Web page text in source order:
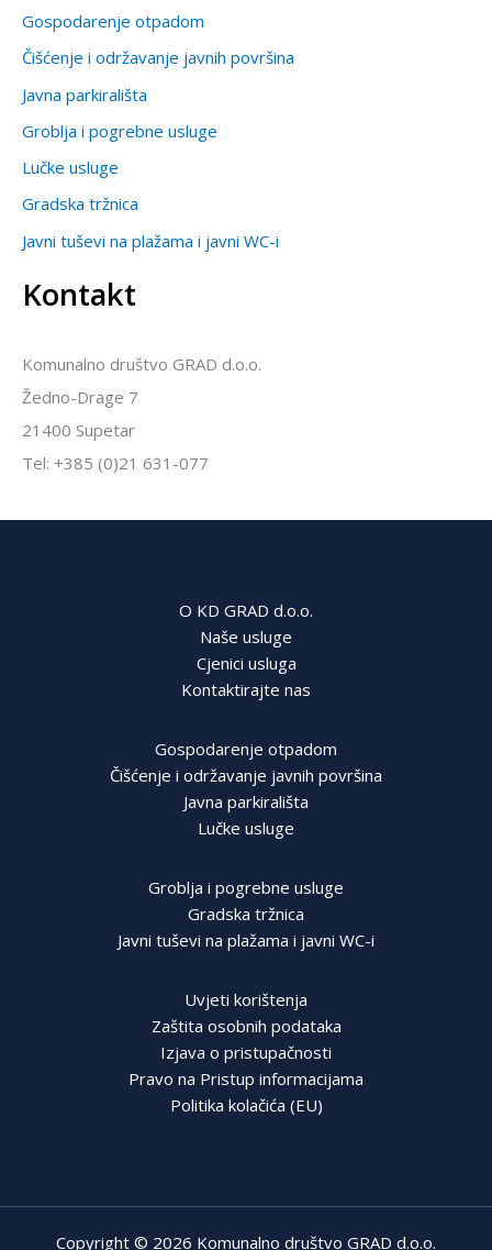
Gospodarenje otpadom
Čišćenje i održavanje javnih površina
Javna parkirališta
Groblja i pogrebne usluge
Lučke usluge
Gradska tržnica
Javni tuševi na plažama i javni WC-i
Kontakt
Komunalno društvo GRAD d.o.o.
Žedno-Drage 7
21400 Supetar
Tel: +385 (0)21 631-077
O KD GRAD d.o.o.
Naše usluge
Cjenici usluga
Kontaktirajte nas
Gospodarenje otpadom
Čišćenje i održavanje javnih površina
Javna parkirališta
Lučke usluge
Groblja i pogrebne usluge
Gradska tržnica
Javni tuševi na plažama i javni WC-i
Uvjeti korištenja
Zaštita osobnih podataka
Izjava o pristupačnosti
Pravo na Pristup informacijama
Politika kolačića (EU)
Copyright © 2026 Komunalno društvo GRAD d.o.o.